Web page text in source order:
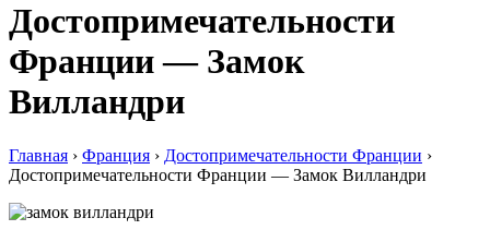
Достопримечательности
Франции — Замок
Вилландри
Главная › Франция › Достопримечательности Франции ›
Достопримечательности Франции — Замок Вилландри